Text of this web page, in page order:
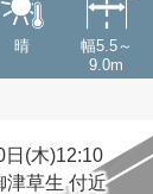
晴
幅5.5～
9.0m
日(木)12:10
津草生 付近